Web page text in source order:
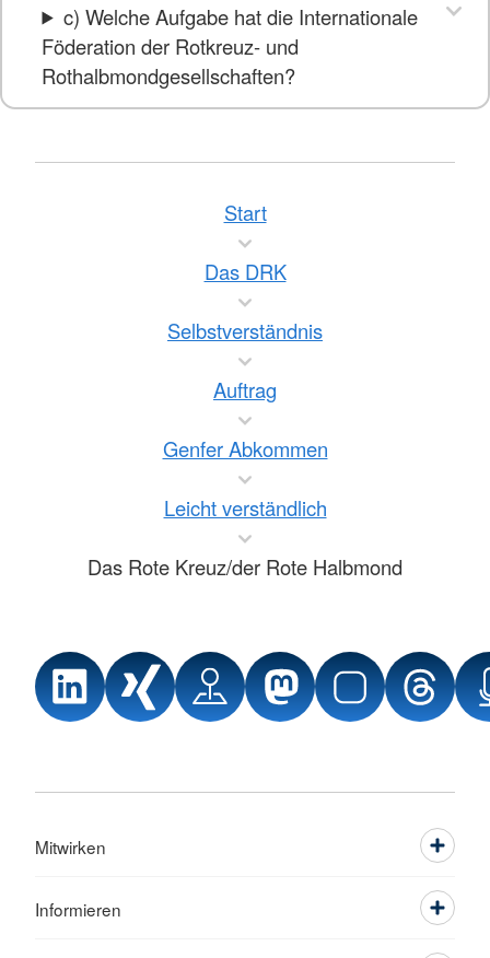
c) Welche Aufgabe hat die Internationale
Föderation der Rotkreuz- und
Rothalbmondgesellschaften?
Start
Das DRK
Selbstverständnis
Auftrag
Genfer Abkommen
Leicht verständlich
Das Rote Kreuz/der Rote Halbmond
Mitwirken
Informieren